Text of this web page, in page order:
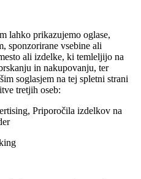
lahko prikazujemo oglase,
sponzorirane vsebine ali
ali izdelke, ki temleljijo na
in nakupovanju, ter
soglasjem na tej spletni strani
tretjih oseb:
Priporočila izdelkov na